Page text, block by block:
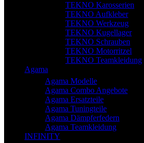
TEKNO Karosserien
TEKNO Aufkleber
TEKNO Werkzeug
TEKNO Kugellager
TEKNO Schrauben
TEKNO Motorritzel
TEKNO Teamkleidung
Agama
Agama Modelle
Agama Combo Angebote
Agama Ersatzteile
Agama Tuningteile
Agama Dämpferfedern
Agama Teamkleidung
INFINITY